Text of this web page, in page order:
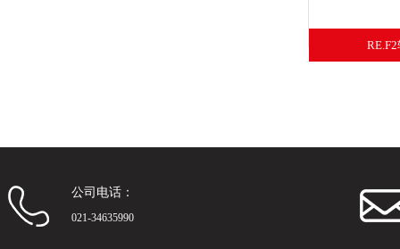
公司电话：
021-34635990